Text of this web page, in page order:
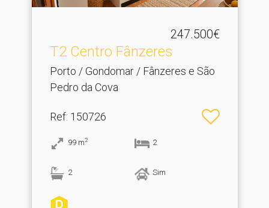
247.500€
T2 Centro Fânzeres
Porto / Gondomar / Fânzeres e São
Pedro da Cova
Ref: 150726
99 m2 2
2 Sim